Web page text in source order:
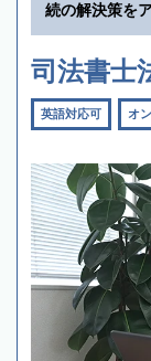
続の解決策を
司法書士
英語対応可 オ